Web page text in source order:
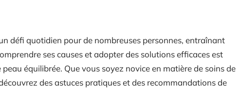
défi quotidien pour de nombreuses personnes, entraînant
ses causes et adopter des solutions efficaces est
équilibrée. Que vous soyez novice en matière de soins de
des astuces pratiques et des recommandations de